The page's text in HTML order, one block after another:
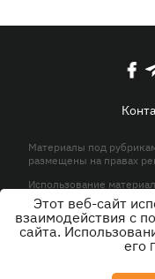
Материалы под
размещены на правах
Использование
активной гиперссылки
© ООО «ЮЛАВ
Этот веб-сайт
взаимодействия с
сайта.
его